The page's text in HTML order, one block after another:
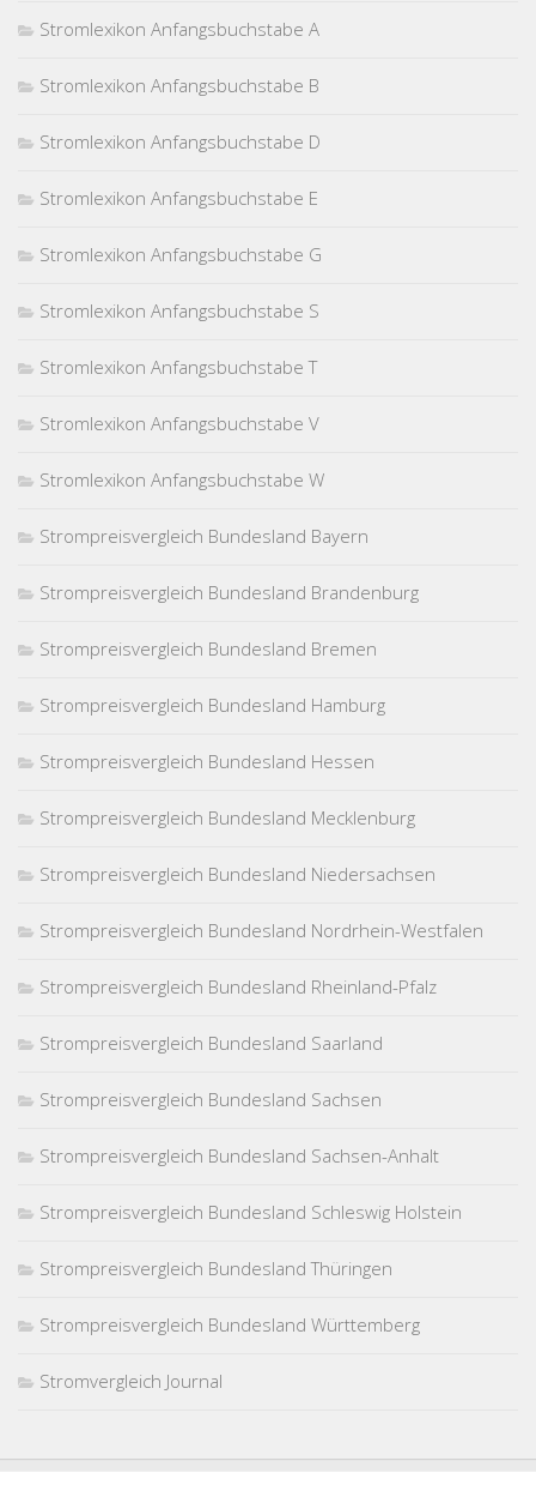
Stromlexikon Anfangsbuchstabe A
Stromlexikon Anfangsbuchstabe B
Stromlexikon Anfangsbuchstabe D
Stromlexikon Anfangsbuchstabe E
Stromlexikon Anfangsbuchstabe G
Stromlexikon Anfangsbuchstabe S
Stromlexikon Anfangsbuchstabe T
Stromlexikon Anfangsbuchstabe V
Stromlexikon Anfangsbuchstabe W
Strompreisvergleich Bundesland Bayern
Strompreisvergleich Bundesland Brandenburg
Strompreisvergleich Bundesland Bremen
Strompreisvergleich Bundesland Hamburg
Strompreisvergleich Bundesland Hessen
Strompreisvergleich Bundesland Mecklenburg
Strompreisvergleich Bundesland Niedersachsen
Strompreisvergleich Bundesland Nordrhein-Westfalen
Strompreisvergleich Bundesland Rheinland-Pfalz
Strompreisvergleich Bundesland Saarland
Strompreisvergleich Bundesland Sachsen
Strompreisvergleich Bundesland Sachsen-Anhalt
Strompreisvergleich Bundesland Schleswig Holstein
Strompreisvergleich Bundesland Thüringen
Strompreisvergleich Bundesland Württemberg
Stromvergleich Journal